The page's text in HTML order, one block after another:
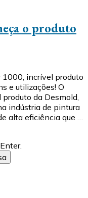
o produto
1000, incrível produto
e utilizações! O
da Desmold,
indústria de pintura
alta eficiência que …